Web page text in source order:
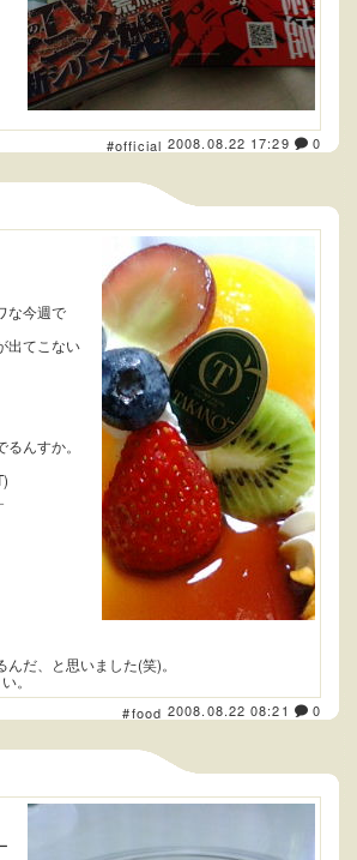
#official 2008.08.22 17:29 0
な今週で
出てこない
んすか。
だ、と思いました(笑)。
。
#food 2008.08.22 08:21 0